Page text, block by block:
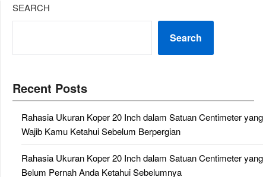
SEARCH
Search
Recent Posts
Rahasia Ukuran Koper 20 Inch dalam Satuan Centimeter yang
Wajib Kamu Ketahui Sebelum Berpergian
Rahasia Ukuran Koper 20 Inch dalam Satuan Centimeter yang
Belum Pernah Anda Ketahui Sebelumnya